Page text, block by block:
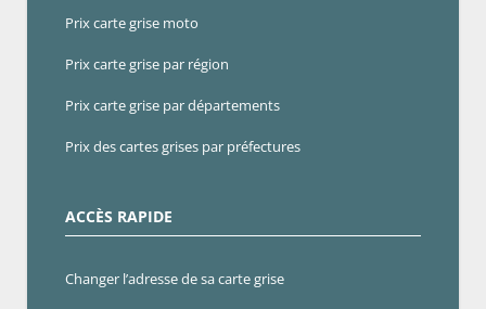
Prix carte grise moto
Prix carte grise par région
Prix carte grise par départements
Prix des cartes grises par préfectures
ACCÈS RAPIDE
Changer l’adresse de sa carte grise